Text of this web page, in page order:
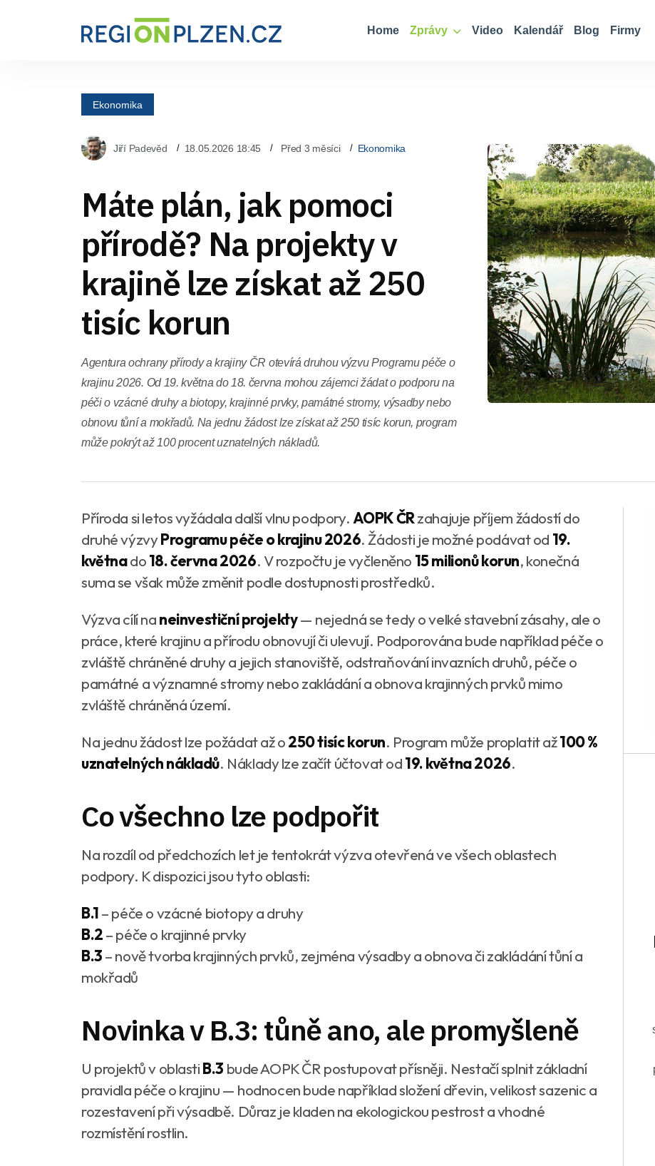
Home Zprávy Video Kalendář Blog Firmy
Ekonomika
Jiří Padevěd 18.05.2026 18:45 Před 3 měsíci Ekonomika
Máte plán, jak pomoci
přírodě? Na projekty v
krajině lze získat až 250
tisíc korun
Agentura ochrany přírody a krajiny ČR otevírá druhou výzvu Programu péče o
krajinu 2026. Od 19. května do 18. června mohou zájemci žádat o podporu na
péči o vzácné druhy a biotopy, krajinné prvky, památné stromy, výsadby nebo
obnovu tůní a mokřadů. Na jednu žádost lze získat až 250 tisíc korun, program
může pokrýt až 100 procent uznatelných nákladů.
Příroda si letos vyžádala další vlnu podpory. AOPK ČRzahajuje příjem žádostí do
druhé výzvyProgramu péče o krajinu 2026. Žádosti je možné podávat od 19.
květnado18. června 2026. V rozpočtu je vyčleněno 15 milionů korun, konečná
suma se však může změnit podle dostupnosti prostředků.
Výzva cílí naneinvestiční projekty— nejedná se tedy o velké stavební zásahy, ale o
práce, které krajinu a přírodu obnovují či ulevují. Podporována bude například péče o
zvláště chráněné druhy a jejich stanoviště, odstraňování invazních druhů, péče o
památné a významné stromy nebo zakládání a obnova krajinných prvků mimo
zvláště chráněná území.
Na jednu žádost lze požádat až o250 tisíc korun. Program může proplatit až100 %
uznatelných nákladů. Náklady lze začít účtovat od19. května 2026.
Co všechno lze podpořit
Na rozdíl od předchozích let je tentokrát výzva otevřená ve všech oblastech
podpory. K dispozici jsou tyto oblasti:
B.1– péče o vzácné biotopy a druhy
B.2– péče o krajinné prvky
B.3– nově tvorba krajinných prvků, zejména výsadby a obnova či zakládání tůní a
mokřadů
Novinka v B.3: tůně ano, ale promyšleně
U projektů v oblastiB.3 bude AOPK ČR postupovat přísněji. Nestačí splnit základní
pravidla péče o krajinu — hodnocen bude například složení dřevin, velikost sazenic a
rozestavení při výsadbě. Důraz je kladen na ekologickou pestrost a vhodné
rozmístění rostlin.